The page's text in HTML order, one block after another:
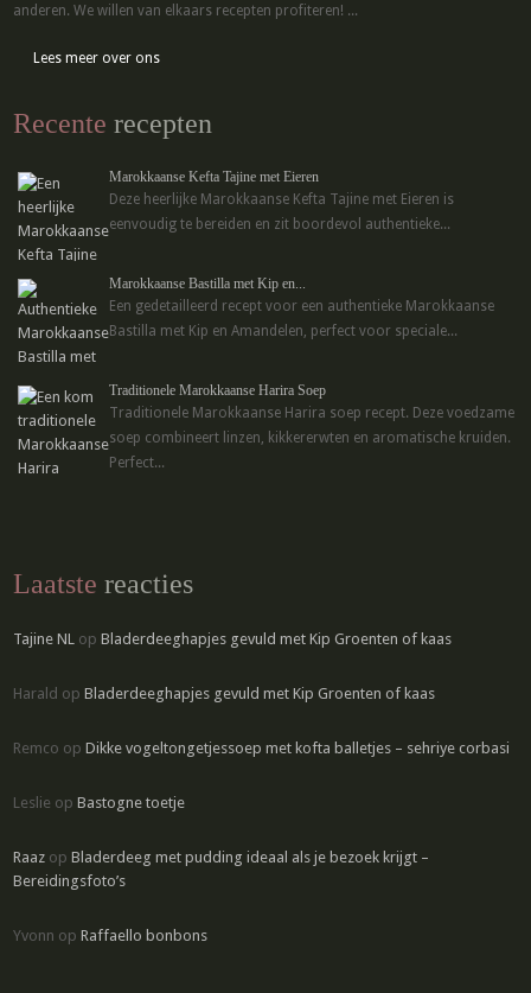
anderen. We willen van elkaars recepten profiteren! ...
Lees meer over ons
Recente recepten
Marokkaanse Kefta Tajine met Eieren
Deze heerlijke Marokkaanse Kefta Tajine met Eieren is
eenvoudig te bereiden en zit boordevol authentieke...
Marokkaanse Bastilla met Kip en...
Een gedetailleerd recept voor een authentieke Marokkaanse
Bastilla met Kip en Amandelen, perfect voor speciale...
Traditionele Marokkaanse Harira Soep
Traditionele Marokkaanse Harira soep recept. Deze voedzame
soep combineert linzen, kikkererwten en aromatische kruiden.
Perfect...
Laatste reacties
Tajine NL opBladerdeeghapjes gevuld met Kip Groenten of kaas
Harald opBladerdeeghapjes gevuld met Kip Groenten of kaas
Remco opDikke vogeltongetjessoep met kofta balletjes – sehriye corbasi
Leslie opBastogne toetje
Raaz opBladerdeeg met pudding ideaal als je bezoek krijgt –
Bereidingsfoto’s
Yvonn opRaffaello bonbons